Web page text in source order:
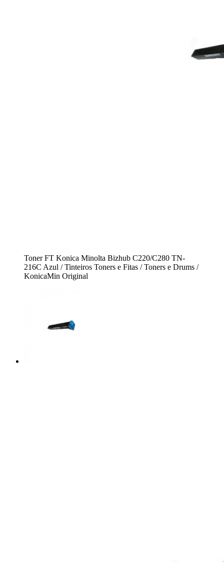
Toner FT Konica Minolta Bizhub C220/C280 TN-
216C Azul / Tinteiros Toners e Fitas / Toners e Drums /
KonicaMin Original